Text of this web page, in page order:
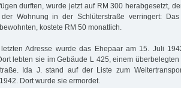
durften, wurde jetzt auf RM 300 herabgesetzt,
Wohnung in der Schlüterstraße verringert:
kostete RM 50 monatlich.
Adresse wurde das Ehepaar am 15. Juli
lebten sie im Gebäude L 425, einem
Ida J. stand auf der Liste zum
Dort wurde sie ermordet.